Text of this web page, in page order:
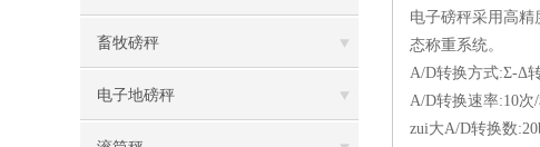
畜牧磅秤
电子地磅秤
电子磅秤采用高
态称重系统。
A/D转换方式:Σ-Δ
A/D转换速率:10次
zui大A/D转换数